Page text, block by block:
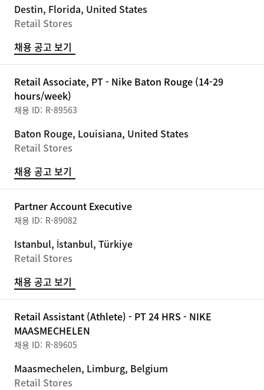
Destin, Florida, United States
Retail Stores
채용 공고 보기
Retail Associate, PT - Nike Baton Rouge (14-29
hours/week)
R-89563
Baton Rouge, Louisiana, United States
Retail Stores
채용 공고 보기
Partner Account Executive
R-89082
Istanbul, İstanbul, Türkiye
Retail Stores
채용 공고 보기
Retail Assistant (Athlete) - PT 24 HRS - NIKE
MAASMECHELEN
R-89605
Maasmechelen, Limburg, Belgium
Retail Stores